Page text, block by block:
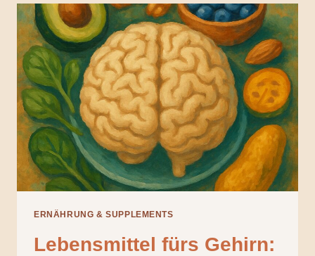
ERNÄHRUNG & SUPPLEMENTS
Lebensmittel fürs Gehirn: